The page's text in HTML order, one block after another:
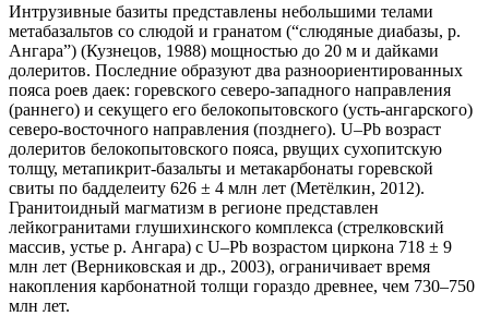
Интрузивные базиты представлены небольшими телами
метабазальтов со слюдой и гранатом (“слюдяные диабазы, р.
Ангара”) (Кузнецов, 1988) мощностью до 20 м и дайками
долеритов. Последние образуют два разноориентированных
пояса роев даек: горевского северо-западного направления
(раннего) и секущего его белокопытовского (усть-ангарского)
северо-восточного направления (позднего). U–Pb возраст
долеритов белокопытовского пояса, рвущих сухопитскую
толщу, метапикрит-базальты и метакарбонаты горевской
свиты по бадделеиту 626 ± 4 млн лет (Метёлкин, 2012).
Гранитоидный магматизм в регионе представлен
лейкогранитами глушихинского комплекса (стрелковский
массив, устье р. Ангара) с U–Pb возрастом циркона 718 ± 9
млн лет (Верниковская и др., 2003), ограничивает время
накопления карбонатной толщи гораздо древнее, чем 730–750
млн лет.